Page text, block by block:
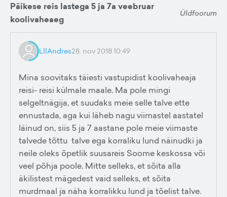
Päikese reis lastega 5 ja 7a veebruar
koolivaheaeg
Üldfoorum
LllAndres28. nov 2018 10:49
Mina soovitaks täiesti vastupidist koolivaheaja
reisi- reisi külmale maale. Ma pole mingi
selgeltnägija, et suudaks meie selle talve ette
ennustada, aga kui läheb nagu viimastel aastatel
läinud on, siis 5 ja 7 aastane pole meie viimaste
talvede tõttu talve ega korraliku lund näinudki ja
neile oleks õpetlik suusareis Soome keskossa või
veel põhja poole. Mitte selleks, et sõita alla
äkilistest mägedest vaid selleks, et sõita
murdmaal ja näha korralikku lund ja tõelist talve.